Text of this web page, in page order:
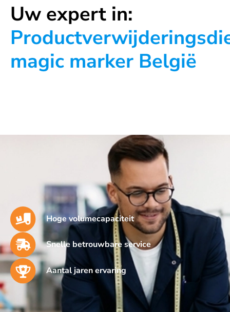
Uw expert in:
magic marker België
Hoge volumecapaciteit
Snelle betrouwbare service
Aantal jaren ervaring